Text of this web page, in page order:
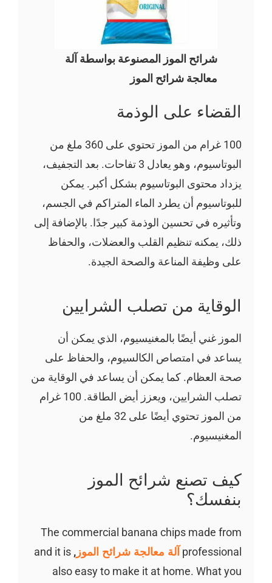
شرائح الموز المصنوعة بواسطة آلة
معالجة شرائح الموز
القضاء على الوذمة
100 غرام من الموز تحتوي على 360 ملغ من
البوتاسيوم، وهو يعادل 3 تفاحات. بعد التجفيف،
يزداد محتوى البوتاسيوم بشكل أكبر. يمكن
للبوتاسيوم أن يطرد الماء المتراكم في الجسم،
وتأثيره في تحسين الوذمة كبير جدًا. بالإضافة إلى
ذلك، يمكنه تنظيم القلب والعضلات، والحفاظ
على وظيفة المناعة والصحة الجيدة.
الوقاية من تصلب الشرايين
الموز غني أيضًا بالمغنيسيوم، الذي يمكن أن
يساعد في امتصاص الكالسيوم، والحفاظ على
صحة العظام. كما يمكن أن يساعد في الوقاية من
تصلب الشرايين، ويعزز أيض الطاقة. 100 غرام
من الموز تحتوي أيضًا على 32 ملغ من
المغنيسيوم.
كيف تصنع شرائح الموز
بنفسك؟
The commercial banana chips made from
professionalآلة معالجة شرائح الموز,
and it is
also easy to make it at home. What you